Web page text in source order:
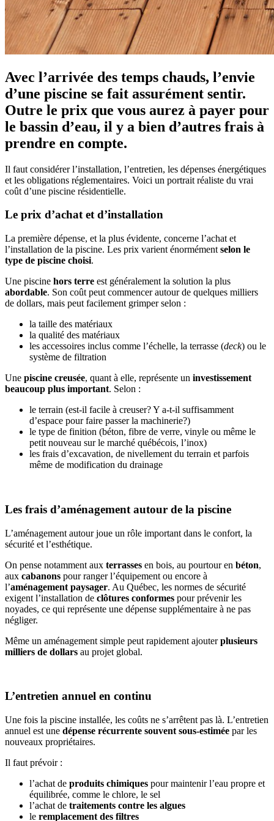
Avec l’arrivée des temps chauds, l’envie
d’une piscine se fait assurément sentir.
Outre le prix que vous aurez à payer pour
le bassin d’eau, il y a bien d’autres frais à
prendre en compte.
Il faut considérer l’installation, l’entretien, les dépenses énergétiques
et les obligations réglementaires. Voici un portrait réaliste du vrai
coût d’une piscine résidentielle.
Le prix d’achat et d’installation
La première dépense, et la plus évidente, concerne l’achat et
l’installation de la piscine. Les prix varient énormément selon le
type de piscine choisi.
Une piscine hors terre est généralement la solution la plus
abordable. Son coût peut commencer autour de quelques milliers
de dollars, mais peut facilement grimper selon :
la taille des matériaux
la qualité des matériaux
les accessoires inclus comme l’échelle, la terrasse (deck) ou le
système de filtration
Une piscine creusée, quant à elle, représente un investissement
beaucoup plus important. Selon :
le terrain (est-il facile à creuser? Y a-t-il suffisamment
d’espace pour faire passer la machinerie?)
le type de finition (béton, fibre de verre, vinyle ou même le
petit nouveau sur le marché québécois, l’inox)
les frais d’excavation, de nivellement du terrain et parfois
même de modification du drainage
Les frais d’aménagement autour de la piscine
L’aménagement autour joue un rôle important dans le confort, la
sécurité et l’esthétique.
On pense notamment aux terrasses en bois, au pourtour en béton,
aux cabanons pour ranger l’équipement ou encore à
l’aménagement paysager. Au Québec, les normes de sécurité
exigent l’installation de clôtures conformes pour prévenir les
noyades, ce qui représente une dépense supplémentaire à ne pas
négliger.
Même un aménagement simple peut rapidement ajouterplusieurs
milliers de dollars au projet global.
L’entretien annuel en continu
Une fois la piscine installée, les coûts ne s’arrêtent pas là. L’entretien
annuel est une dépense récurrente souvent sous-estimée par les
nouveaux propriétaires.
Il faut prévoir :
l’achat de produits chimiques pour maintenir l’eau propre et
équilibrée, comme le chlore, le sel
l’achat de traitements contre les algues
le remplacement des filtres